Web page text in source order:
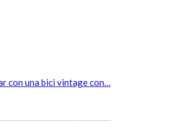
con una bici vintage con…